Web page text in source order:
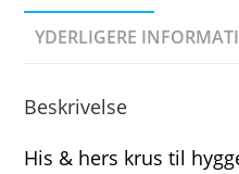
YDERLIGERE
Beskrivelse
His & hers krus til